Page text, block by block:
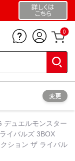
詳しくは
こちら
0
変更
デュエルモンスター
イバルズ 3BOX
ション ザ ライバル